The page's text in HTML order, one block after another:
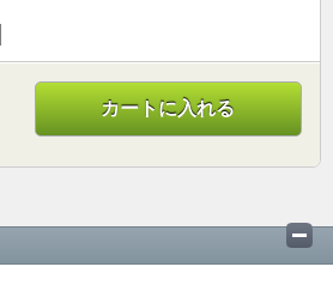
カートに入れる